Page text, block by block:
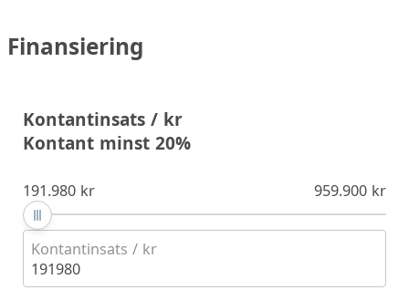
Finansiering
Kontantinsats / kr
Kontant minst 20%
191.980 kr 959.900 kr
Kontantinsats / kr
191980